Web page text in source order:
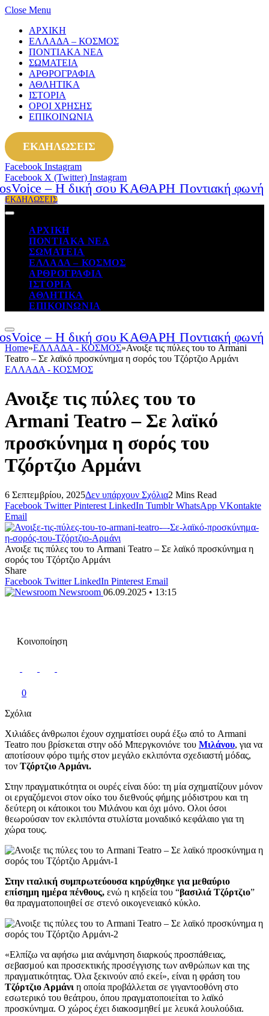
Close Menu
ΑΡΧΙΚΗ
ΕΛΛΑΔΑ – ΚΟΣΜΟΣ
ΠΟΝΤΙΑΚΑ ΝΕΑ
ΣΩΜΑΤΕΙΑ
ΑΡΘΡΟΓΡΑΦΙΑ
ΑΘΛΗΤΙΚΑ
ΙΣΤΟΡΙΑ
ΟΡΟΙ ΧΡΗΣΗΣ
ΕΠΙΚΟΙΝΩΝΙΑ
ΕΚΔΗΛΩΣΕΙΣ
Facebook Instagram
Facebook X (Twitter) Instagram
ΕΚΔΗΛΩΣΕΙΣ
ΑΡΧΙΚΗ
ΠΟΝΤΙΑΚΑ ΝΕΑ
ΣΩΜΑΤΕΙΑ
ΕΛΛΑΔΑ – ΚΟΣΜΟΣ
ΑΡΘΡΟΓΡΑΦΙΑ
ΙΣΤΟΡΙΑ
ΑΘΛΗΤΙΚΑ
ΕΠΙΚΟΙΝΩΝΙΑ
Home»ΕΛΛΑΔΑ - ΚΟΣΜΟΣ»Ανοιξε τις πύλες του το Armani
Teatro – Σε λαϊκό προσκύνημα η σορός του Τζόρτζιο Αρμάνι
ΕΛΛΑΔΑ - ΚΟΣΜΟΣ
Ανοιξε τις πύλες του το
Armani Teatro – Σε λαϊκό
προσκύνημα η σορός του
Τζόρτζιο Αρμάνι
6 Σεπτεμβρίου, 2025Δεν υπάρχουν Σχόλια2 Mins Read
Facebook Twitter Pinterest LinkedIn Tumblr WhatsApp VKontakte
Email
Ανοιξε τις πύλες του το Armani Teatro – Σε λαϊκό προσκύνημα η
σορός του Τζόρτζιο Αρμάνι
Share
Facebook Twitter LinkedIn Pinterest Email
Newsroom 06.09.2025 • 13:15
Κοινοποίηση
0
Σχόλια
Χιλιάδες άνθρωποι έχουν σχηματίσει ουρά έξω από το Armani
Teatro που βρίσκεται στην οδό Μπεργκονιόνε του Μιλάνου, για να
αποτίσουν φόρο τιμής στον μεγάλο εκλιπόντα σχεδιαστή μόδας,
τον Τζόρτζιο Αρμάνι.
Στην πραγματικότητα οι ουρές είναι δύο: τη μία σχηματίζουν μόνον
οι εργαζόμενοι στον οίκο του διεθνούς φήμης μόδιστρου και τη
δεύτερη οι κάτοικοι του Μιλάνου και όχι μόνο. Oλοι όσοι
θεωρούσαν τον εκλιπόντα στυλίστα μοναδικό κεφάλαιο για τη
χώρα τους.
Στην ιταλική συμπρωτεύουσα κηρύχθηκε για μεθαύριο
επίσημη ημέρα πένθους, ενώ η κηδεία του “βασιλιά Τζόρτζιο”
θα πραγματοποιηθεί σε στενό οικογενειακό κύκλο.
«Ελπίζω να αφήσω μια ανάμνηση διαρκούς προσπάθειας,
σεβασμού και προσεκτικής προσέγγισης των ανθρώπων και της
πραγματικότητας. Όλα ξεκινούν από εκεί», είναι η φράση του
Τζόρτζιο Αρμάνι η οποία προβάλλεται σε γιγαντοοθόνη στο
εσωτερικό του θεάτρου, όπου πραγματοποιείται το λαϊκό
προσκύνημα. Ο χώρος έχει διακοσμηθεί με λευκά λουλούδια.